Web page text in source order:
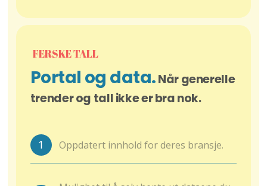
FERSKE TALL
Portal og data.Når generelle
trender og tall ikke er bra nok.
1 Oppdatert innhold for deres bransje.